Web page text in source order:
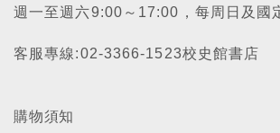
週一至週六9:00～17:00，每周日及國
客服專線:02-3366-1523校史館書店
購物須知